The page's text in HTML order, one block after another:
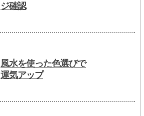
ジ確認
風水を使った色選びで
運気アップ